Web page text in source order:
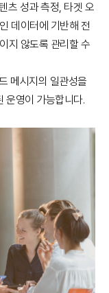
츠 성과 측정, 타겟 오
데이터에 기반해 전
지 않도록 관리할 수
메시지의 일관성을
운영이 가능합니다.